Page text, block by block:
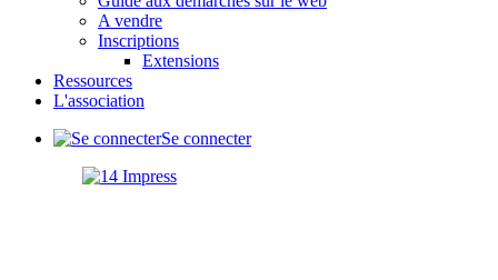
A vendre
Inscriptions
Extensions
Ressources
L'association
Se connecter